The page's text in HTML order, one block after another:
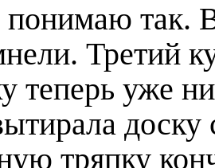
так.
Третий
теперь уже
доску
тряпку